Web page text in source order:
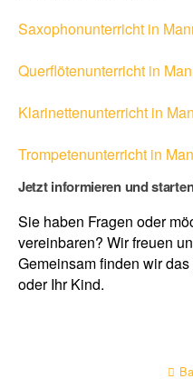
Saxophonunterricht in
Querflötenunterricht in
Klarinettenunterricht in
Trompetenunterricht in
Jetzt informieren und
Sie haben Fragen oder
vereinbaren? Wir freuen
Gemeinsam finden wir
oder Ihr Kind.